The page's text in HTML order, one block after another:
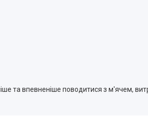
та впевненіше поводитися з м'ячем,